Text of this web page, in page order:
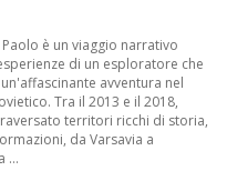
è un viaggio narrativo
di un esploratore che
avventura nel
Tra il 2013 e il 2018,
territori ricchi di storia,
da Varsavia a
...